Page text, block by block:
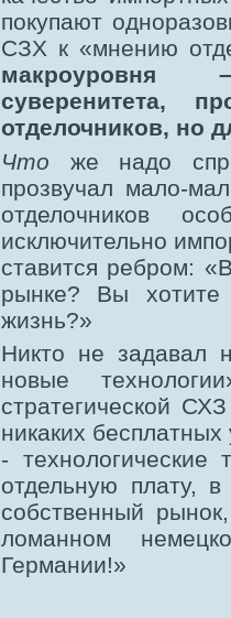
покупают
СЗХ к «мнению
макроуровня
суверенитета,
отделочников, но
Что же надо
прозвучал мало-
отделочников
исключительно
ставится ребром:
рынке? Вы хотите
жизнь?»
Никто не задавал
новые
стратегической
никаких
- технологические
отдельную плату,
собственный
ломанном
Германии!»